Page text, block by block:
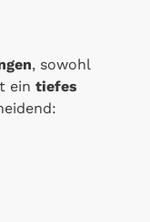
, sowohl
ein tiefes